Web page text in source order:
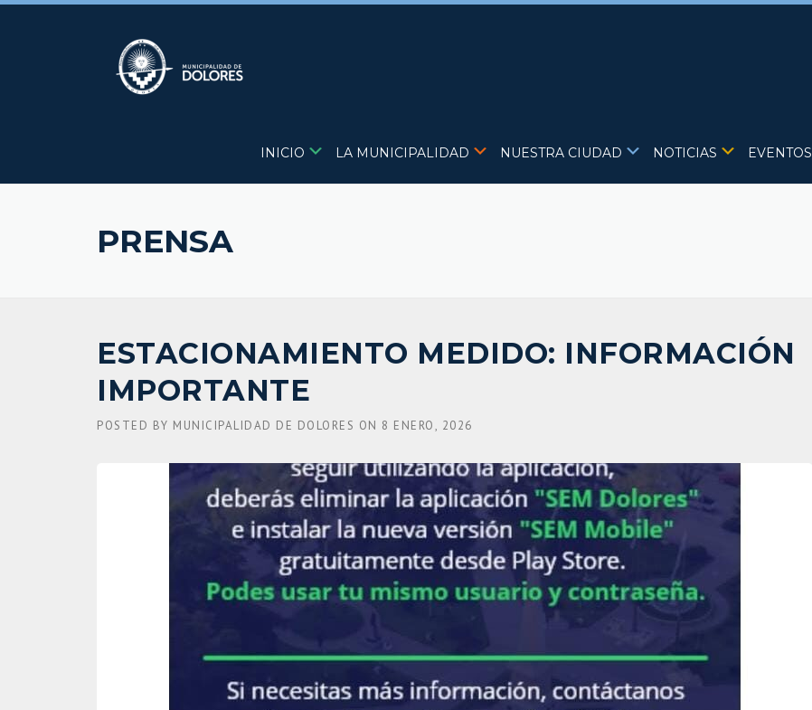
Skip
INICIO LA MUNICIPALIDAD NUESTRA CIUDAD NOTICIAS EVENTOS
PRENSA
ESTACIONAMIENTO MEDIDO: INFORMACIÓN
IMPORTANTE
POSTED BY MUNICIPALIDAD DE DOLORES ON 8 ENERO, 2026